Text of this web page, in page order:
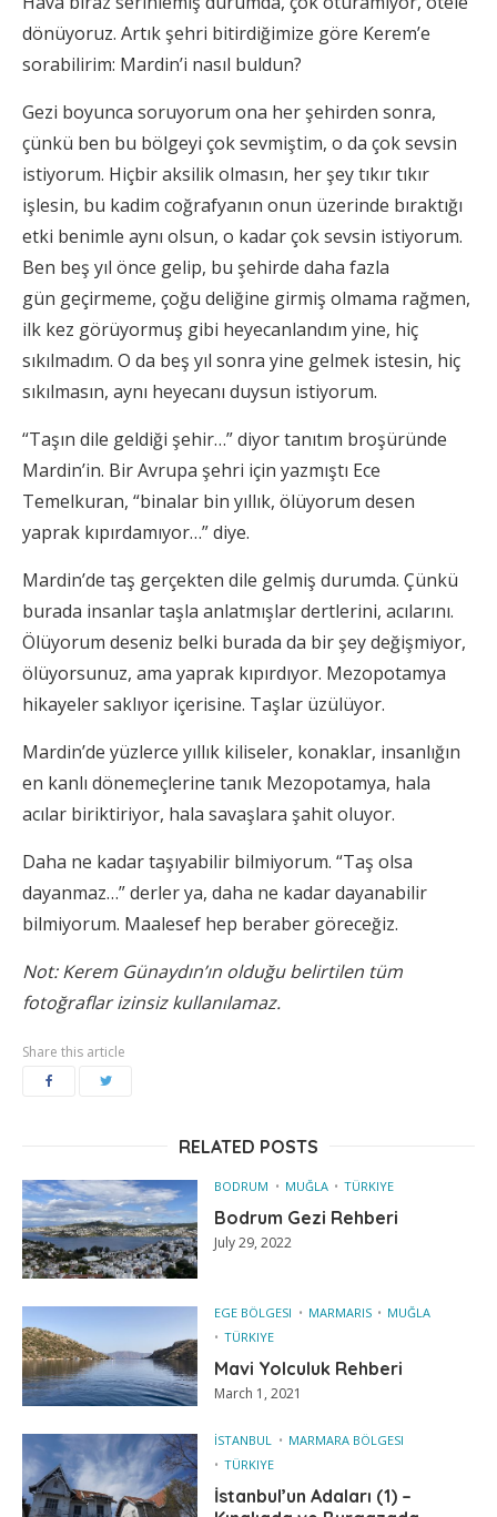
dönüyoruz. Artık şehri bitirdiğimize göre Kerem’e
sorabilirim: Mardin’i nasıl buldun?
Gezi boyunca soruyorum ona her şehirden sonra,
çünkü ben bu bölgeyi çok sevmiştim, o da çok sevsin
istiyorum. Hiçbir aksilik olmasın, her şey tıkır tıkır
işlesin, bu kadim coğrafyanın onun üzerinde bıraktığı
etki benimle aynı olsun, o kadar çok sevsin istiyorum.
Ben beş yıl önce gelip, bu şehirde daha fazla
gün geçirmeme, çoğu deliğine girmiş olmama rağmen,
ilk kez görüyormuş gibi heyecanlandım yine, hiç
sıkılmadım. O da beş yıl sonra yine gelmek istesin, hiç
sıkılmasın, aynı heyecanı duysun istiyorum.
“Taşın dile geldiği şehir…” diyor tanıtım broşüründe
Mardin’in. Bir Avrupa şehri için yazmıştı Ece
Temelkuran, “binalar bin yıllık, ölüyorum desen
yaprak kıpırdamıyor…” diye.
Mardin’de taş gerçekten dile gelmiş durumda. Çünkü
burada insanlar taşla anlatmışlar dertlerini, acılarını.
Ölüyorum deseniz belki burada da bir şey değişmiyor,
ölüyorsunuz, ama yaprak kıpırdıyor. Mezopotamya
hikayeler saklıyor içerisine. Taşlar üzülüyor.
Mardin’de yüzlerce yıllık kiliseler, konaklar, insanlığın
en kanlı dönemeçlerine tanık Mezopotamya, hala
acılar biriktiriyor, hala savaşlara şahit oluyor.
Daha ne kadar taşıyabilir bilmiyorum. “Taş olsa
dayanmaz…” derler ya, daha ne kadar dayanabilir
bilmiyorum. Maalesef hep beraber göreceğiz.
Not: Kerem Günaydın’ın olduğu belirtilen tüm
fotoğraflar izinsiz kullanılamaz.
Share this article
RELATED POSTS
BODRUM MUĞLA TÜRKIYE
Bodrum Gezi Rehberi
July 29, 2022
EGE BÖLGESI MARMARIS
MUĞLA
TÜRKIYE
Mavi Yolculuk Rehberi
March 1, 2021
İSTANBUL
MARMARA BÖLGESI
TÜRKIYE
İstanbul’un Adaları (1) –